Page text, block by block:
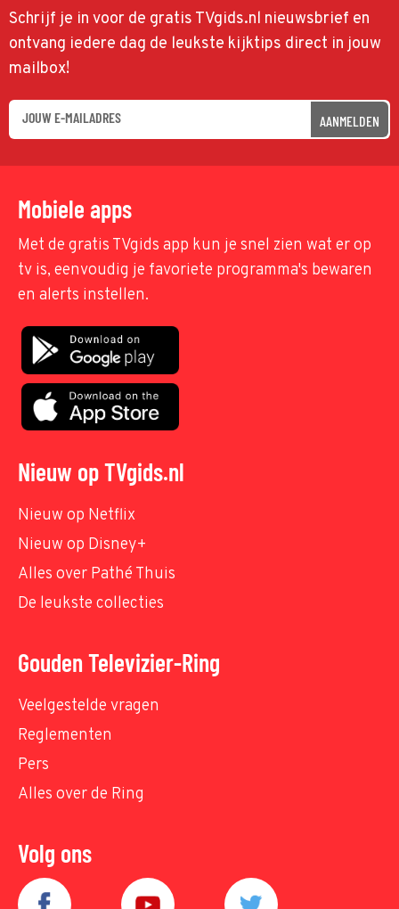
Schrijf je in voor de gratis TVgids.nl nieuwsbrief en
ontvang iedere dag de leukste kijktips direct in jouw
mailbox!
AANMELDEN
Mobiele apps
Met de gratis TVgids app kun je snel zien wat er op
tv is, eenvoudig je favoriete programma's bewaren
en alerts instellen.
Nieuw op TVgids.nl
Nieuw op Netflix
Nieuw op Disney+
Alles over Pathé Thuis
De leukste collecties
Gouden Televizier-Ring
Veelgestelde vragen
Reglementen
Pers
Alles over de Ring
Volg ons